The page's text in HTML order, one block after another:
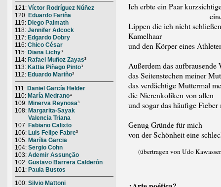
121: Víctor Rodríguez Núñez
120: Eduardo Fariña
119: Diego Palmath
118: Jennifer Adcock
117: Edgardo Dobry
116: Chico César
115: Diana Lichy³
114: Rafael Muñoz Zayas³
113: Kattia Piñago Pinto³
112: Eduardo Mariño³
111: Daniel García Helder
110: María Medrano⁴
109: Minerva Reynosa³
108: Margarita-Sayak
Valencia Triana
107: Fabiano Calixto
106: Luis Felipe Fabre³
105: Marília Garcia
104: Sergio Cohn
103: Ademir Assunção
102: Gustavo Barrera Calderón
101: Paula Bustos
100: Silvio Mattoni
Ich erbte ein Paar
eine
Lippen die ich nicht
Kamelhaar
und den Körper eines
Außerdem das aufbrausende
das Seitenstechen meiner
das verdächtige Muttermal
die Nierenkoliken von allen
und sogar das häufige Fieber
Genug Gründe für mich
von der Schönheit eine
(übertragen von Udo